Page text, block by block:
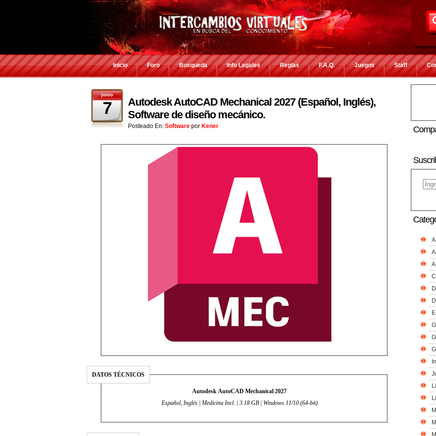
Inicio Foro Busqueda Info Legales Reglas F.A.Q. Juegos Staff
junio
7
Autodesk AutoCAD Mechanical 2027 (Español, Inglés),
Software de diseño mecánico.
Posteado En: Software por Kener
DATOS TÉCNICOS
Autodesk AutoCAD Mechanical 2027
Español, Inglés | Medicina Incl. | 3.18 GB | Windows 11/10 (64-bit)